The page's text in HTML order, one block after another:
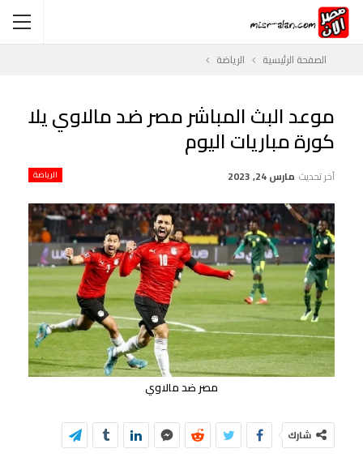
الصفحة الرئيسية الرياضة
موعد البث المباشر مصر ضد مالاوي يلا
كورة مباريات اليوم
الرياضة آخر تحديث مارس 24, 2023
مصر ضد مالاوي
شارك